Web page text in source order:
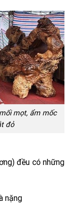
mọt, ẩm mốc
đỏ
đều có những
nặng